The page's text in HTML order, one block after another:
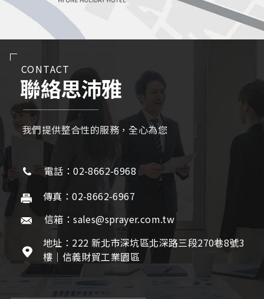
CONTACT
聯絡思沛雅
我們提供整合性的服務，全心為您
電話：02-8662-6968
傳真：02-8662-6967
信箱：sales@sprayer.com.tw
地址：222 新北市深坑區北深路三段270巷8號3
樓｜信義財貿工業園區